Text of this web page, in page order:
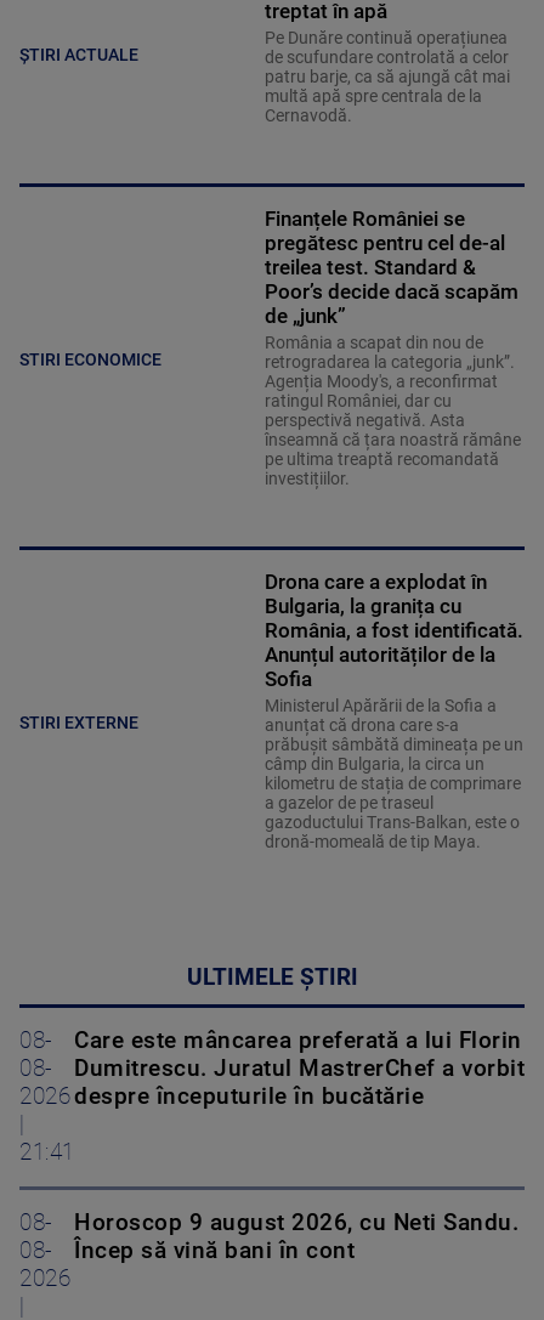
ȘTIRI ACTUALE
treptat în apă
Pe Dunăre continuă operațiunea
de scufundare controlată a celor
patru barje, ca să ajungă cât mai
multă apă spre centrala de la
Cernavodă.
STIRI ECONOMICE
Finanțele României se
pregătesc pentru cel de-al
treilea test. Standard &
Poor’s decide dacă scapăm
de „junk”
România a scapat din nou de
retrogradarea la categoria „junk”.
Agenția Moody's, a reconfirmat
ratingul României, dar cu
perspectivă negativă. Asta
înseamnă că țara noastră rămâne
pe ultima treaptă recomandată
investițiilor.
STIRI EXTERNE
Drona care a explodat în
Bulgaria, la granița cu
România, a fost identificată.
Anunțul autorităților de la
Sofia
Ministerul Apărării de la Sofia a
anunțat că drona care s-a
prăbușit sâmbătă dimineața pe un
câmp din Bulgaria, la circa un
kilometru de stația de comprimare
a gazelor de pe traseul
gazoductului Trans-Balkan, este o
dronă-momeală de tip Maya.
ULTIMELE ȘTIRI
08-
08-
2026
21:41
Care este mâncarea preferată a lui Florin
Dumitrescu. Juratul MastrerChef a vorbit
despre începuturile în bucătărie
08-
08-
2026
Horoscop 9 august 2026, cu Neti Sandu.
Încep să vină bani în cont